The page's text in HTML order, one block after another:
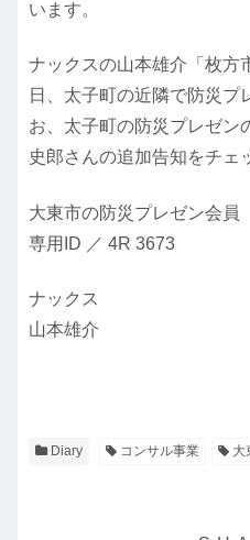
います。
ナックスの山本雄介「枚方
日、太子町の近隣で防災プ
お、太子町の防災プレゼン
史郎さんの追加告知をチェ
大東市の防災プレゼン会員
専用ID ／ 4R 3673
ナックス
山本雄介
Diary コンサル事業 大